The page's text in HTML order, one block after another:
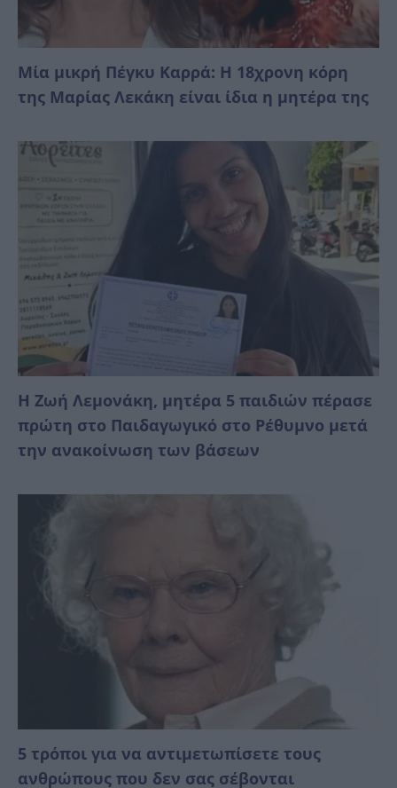
Μία μικρή Πέγκυ Καρρά: Η 18χρονη κόρη
της Μαρίας Λεκάκη είναι ίδια η μητέρα της
Η Ζωή Λεμονάκη, μητέρα 5 παιδιών πέρασε
πρώτη στο Παιδαγωγικό στο Ρέθυμνο μετά
την ανακοίνωση των βάσεων
5 τρόποι για να αντιμετωπίσετε τους
ανθρώπους που δεν σας σέβονται